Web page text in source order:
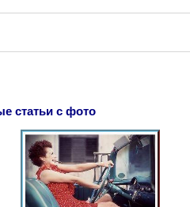
статьи с фото